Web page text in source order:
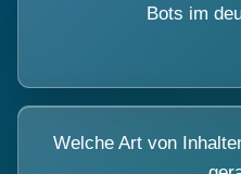
Bots im
Welche Art von